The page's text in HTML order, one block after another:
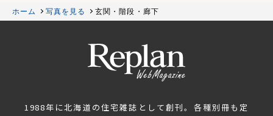
ホーム 写真を見る 玄関・階段・廊下
1988年に北海道の住宅雑誌として創刊。各種別冊も定